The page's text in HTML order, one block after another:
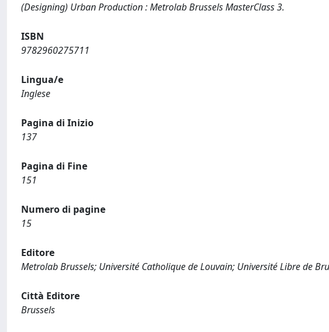
(Designing) Urban Production : Metrolab Brussels MasterClass 3.
ISBN
9782960275711
Lingua/e
Inglese
Pagina di Inizio
137
Pagina di Fine
151
Numero di pagine
15
Editore
Metrolab Brussels; Université Catholique de Louvain; Université Libre de
Città Editore
Brussels